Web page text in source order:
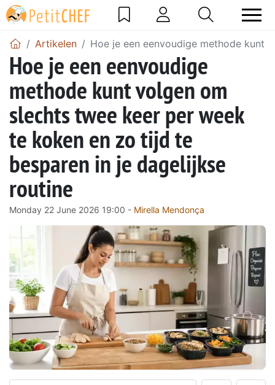
Artikelen Hoe je een eenvoudige methode kunt
Hoe je een eenvoudige
methode kunt volgen om
slechts twee keer per week
te koken en zo tijd te
besparen in je dagelijkse
routine
Monday 22 June 2026 19:00 - Mirella Mendonça